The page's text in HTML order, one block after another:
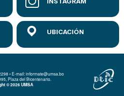
• E-mail: informate@umsa.bo
Plaza del Bicentenario.
© 2026 UMSA